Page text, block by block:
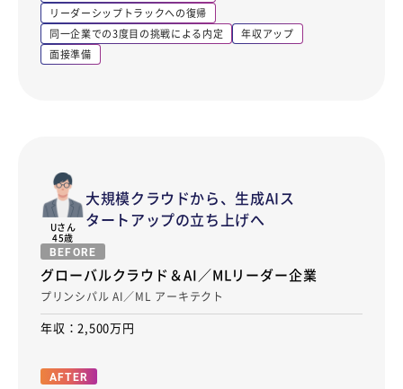
リーダーシップトラックへの復帰
同一企業での3度目の挑戦による内定
年収アップ
面接準備
大規模クラウドから、生成AIス
タートアップの立ち上げへ
Uさん
45歳
BEFORE
グローバルクラウド＆AI／MLリーダー企業
プリンシパル AI／ML アーキテクト
年収：2,500万円
AFTER